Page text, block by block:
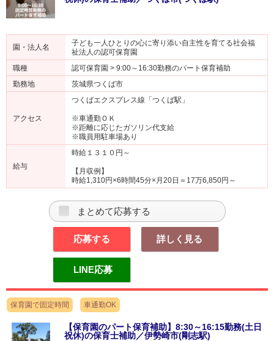
園・法人名
子ども一人ひとりの心に寄り添い自主性を育てる社会福
祉法人の認可保育園
職種
認可保育園 > 9:00～16:30勤務のパート保育補助
勤務地
茨城県つくば市
アクセス
つくばエクスプレス線「つくば駅」
※車通勤ＯＫ
※距離に応じたガソリン代支給
※職員用駐車場あり
給与
時給１３１０円～
【月収例】
時給1,310円×6時間45分×月20日＝17万6,850円～
まとめて応募する
応募する 詳しく見る
LINE応募
保育園で固定時間 車通勤OK
【保育園のパート保育補助】8:30～16:15勤務(土日
祝休)の保育士補助／伊勢崎市(剛志駅)